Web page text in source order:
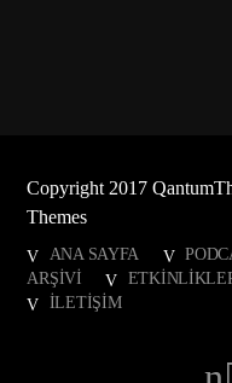
Copyright 2017
Themes
ANA SAYFA
ARŞİVİ
İLETIŞIM